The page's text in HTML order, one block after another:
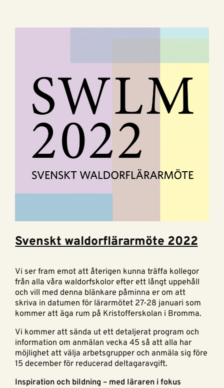
Svenskt waldorflärarmöte 2022
Vi ser fram emot att återigen kunna träffa kollegor
från alla våra waldorfskolor efter ett långt uppehåll
och vill med denna blänkare påminna er om att
skriva in datumen för lärarmötet 27-28 januari som
kommer att äga rum på Kristofferskolan i Bromma.
Vi kommer att sända ut ett detaljerat program och
information om anmälan vecka 45 så att alla har
möjlighet att välja arbetsgrupper och anmäla sig före
15 december för reducerad deltagaravgift.
Inspiration och bildning – med läraren i fokus